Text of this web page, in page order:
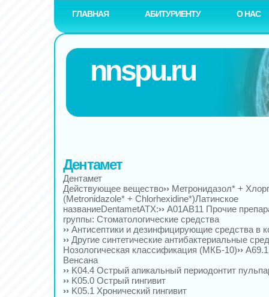
ГЛАВНАЯ АБИТУРИЕНТУ О НАС
nnspu.ru
Дентамет
Дентамет
Действующее вещество›› Метронидазол* +
(Metronidazole* + Chlorhexidine*)Латинское
названиеDentametАТХ:›› A01AB11 Прочие
группы: Стоматологические средства
›› Антисептики и дезинфицирующие средства в
›› Другие синтетические антибактериальные
Нозологическая классификация (МКБ-10)››
Венсана
›› K04.4 Острый апикальный периодонтит
›› K05.0 Острый гингивит
›› K05.1 Хронический гингивит